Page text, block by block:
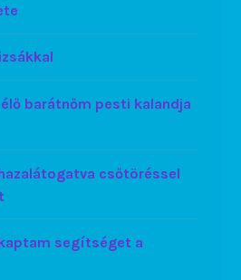
barátnőm pesti kalandja
csőtöréssel
segítséget a